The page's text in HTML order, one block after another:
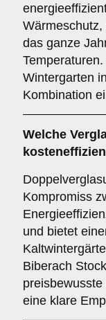
das ganze
Wintergarten
Kombination
Welche
Kompromiss
und bietet
Biberach
eine klare